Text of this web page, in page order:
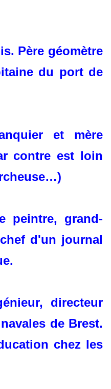
Père géomètre
du port de
et mère
contre est loin
peintre, grand-
d'un journal
directeur
de Brest.
chez les